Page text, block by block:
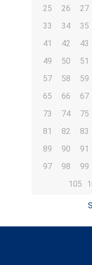
25
26 27
33
34 35
41
42 43
49
50 51
57
58 59
65
66 67
73
74 75
81
82 83
89
90 91
97
98 99
105